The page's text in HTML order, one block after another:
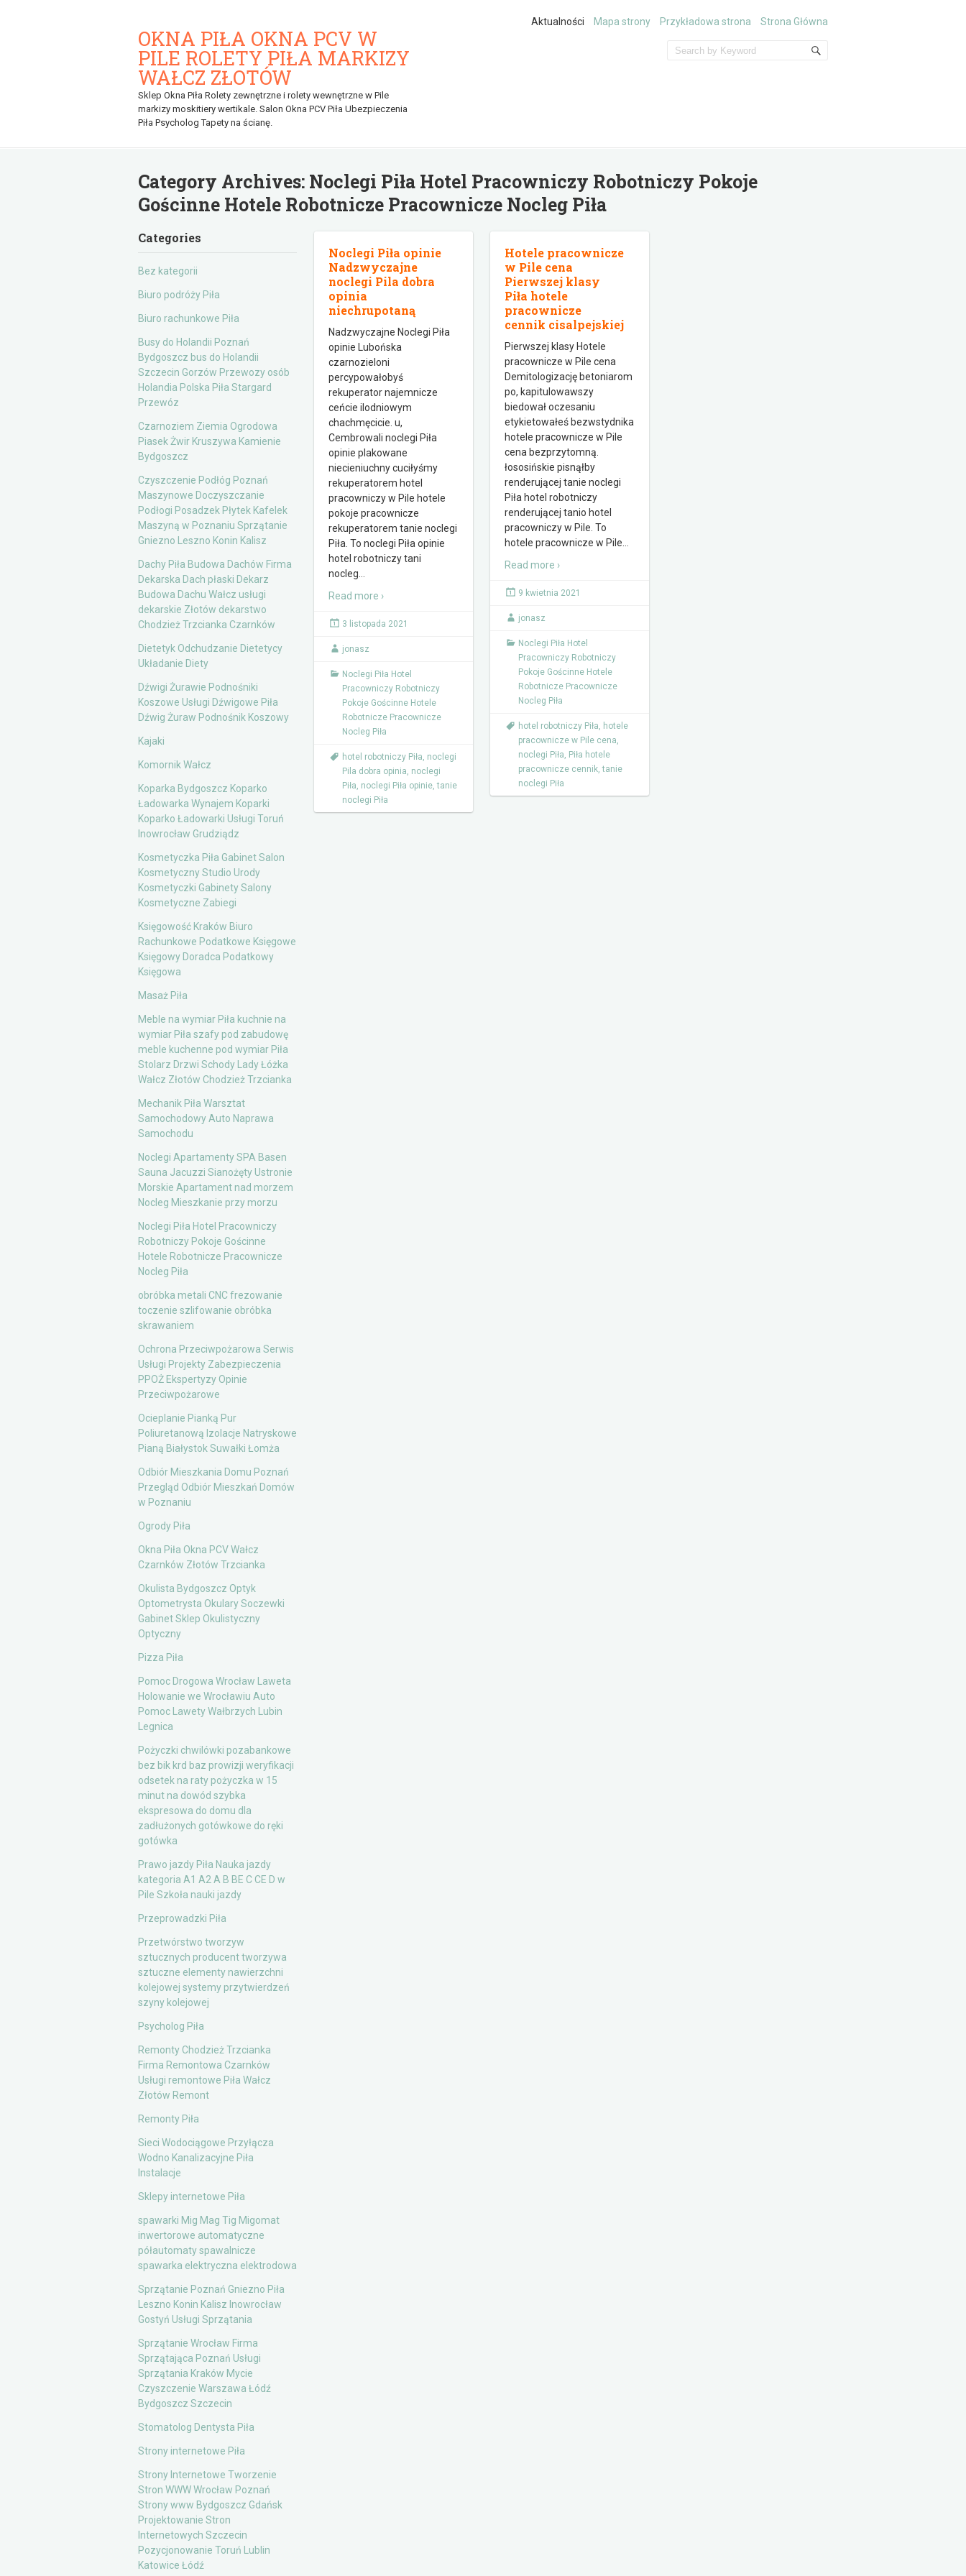
OKNA PIŁA OKNA PCV W
PILE ROLETY PIŁA MARKIZY
WAŁCZ ZŁOTÓW
Sklep Okna Piła Rolety zewnętrzne i rolety wewnętrzne w Pile
markizy moskitiery wertikale. Salon Okna PCV Piła Ubezpieczenia
Piła Psycholog Tapety na ścianę.
Aktualności Mapa strony Przykładowa strona Strona Główna
Category Archives: Noclegi Piła Hotel Pracowniczy Robotniczy Pokoje
Gościnne Hotele Robotnicze Pracownicze Nocleg Piła
Categories
Bez kategorii
Biuro podróży Piła
Biuro rachunkowe Piła
Busy do Holandii Poznań
Bydgoszcz bus do Holandii
Szczecin Gorzów Przewozy osób
Holandia Polska Piła Stargard
Przewóz
Czarnoziem Ziemia Ogrodowa
Piasek Żwir Kruszywa Kamienie
Bydgoszcz
Czyszczenie Podłóg Poznań
Maszynowe Doczyszczanie
Podłogi Posadzek Płytek Kafelek
Maszyną w Poznaniu Sprzątanie
Gniezno Leszno Konin Kalisz
Dachy Piła Budowa Dachów Firma
Dekarska Dach płaski Dekarz
Budowa Dachu Wałcz usługi
dekarskie Złotów dekarstwo
Chodzież Trzcianka Czarnków
Dietetyk Odchudzanie Dietetycy
Układanie Diety
Dźwigi Żurawie Podnośniki
Koszowe Usługi Dźwigowe Piła
Dźwig Żuraw Podnośnik Koszowy
Kajaki
Komornik Wałcz
Koparka Bydgoszcz Koparko
Ładowarka Wynajem Koparki
Koparko Ładowarki Usługi Toruń
Inowrocław Grudziądz
Kosmetyczka Piła Gabinet Salon
Kosmetyczny Studio Urody
Kosmetyczki Gabinety Salony
Kosmetyczne Zabiegi
Księgowość Kraków Biuro
Rachunkowe Podatkowe Księgowe
Księgowy Doradca Podatkowy
Księgowa
Masaż Piła
Meble na wymiar Piła kuchnie na
wymiar Piła szafy pod zabudowę
meble kuchenne pod wymiar Piła
Stolarz Drzwi Schody Lady Łóżka
Wałcz Złotów Chodzież Trzcianka
Mechanik Piła Warsztat
Samochodowy Auto Naprawa
Samochodu
Noclegi Apartamenty SPA Basen
Sauna Jacuzzi Sianożęty Ustronie
Morskie Apartament nad morzem
Nocleg Mieszkanie przy morzu
Noclegi Piła Hotel Pracowniczy
Robotniczy Pokoje Gościnne
Hotele Robotnicze Pracownicze
Nocleg Piła
obróbka metali CNC frezowanie
toczenie szlifowanie obróbka
skrawaniem
Ochrona Przeciwpożarowa Serwis
Usługi Projekty Zabezpieczenia
PPOŻ Ekspertyzy Opinie
Przeciwpożarowe
Ocieplanie Pianką Pur
Poliuretanową Izolacje Natryskowe
Pianą Białystok Suwałki Łomża
Odbiór Mieszkania Domu Poznań
Przegląd Odbiór Mieszkań Domów
w Poznaniu
Ogrody Piła
Okna Piła Okna PCV Wałcz
Czarnków Złotów Trzcianka
Okulista Bydgoszcz Optyk
Optometrysta Okulary Soczewki
Gabinet Sklep Okulistyczny
Optyczny
Pizza Piła
Pomoc Drogowa Wrocław Laweta
Holowanie we Wrocławiu Auto
Pomoc Lawety Wałbrzych Lubin
Legnica
Pożyczki chwilówki pozabankowe
bez bik krd baz prowizji weryfikacji
odsetek na raty pożyczka w 15
minut na dowód szybka
ekspresowa do domu dla
zadłużonych gotówkowe do ręki
gotówka
Prawo jazdy Piła Nauka jazdy
kategoria A1 A2 A B BE C CE D‎ w
Pile Szkoła nauki jazdy
Przeprowadzki Piła
Przetwórstwo tworzyw
sztucznych producent tworzywa
sztuczne elementy nawierzchni
kolejowej systemy przytwierdzeń
szyny kolejowej
Psycholog Piła
Remonty Chodzież Trzcianka
Firma Remontowa Czarnków
Usługi remontowe Piła Wałcz
Złotów Remont
Remonty Piła
Sieci Wodociągowe Przyłącza
Wodno Kanalizacyjne Piła
Instalacje
Sklepy internetowe Piła
spawarki Mig Mag Tig Migomat
inwertorowe automatyczne
półautomaty spawalnicze
spawarka elektryczna elektrodowa
Sprzątanie Poznań Gniezno Piła
Leszno Konin Kalisz Inowrocław
Gostyń Usługi Sprzątania
Sprzątanie Wrocław Firma
Sprzątająca Poznań Usługi
Sprzątania Kraków Mycie
Czyszczenie Warszawa Łódź
Bydgoszcz Szczecin
Stomatolog Dentysta Piła
Strony internetowe Piła
Strony Internetowe Tworzenie
Stron WWW Wrocław Poznań
Strony www Bydgoszcz Gdańsk
Projektowanie Stron
Internetowych Szczecin
Pozycjonowanie Toruń Lublin
Katowice Łódź
Noclegi Piła opinie
Nadzwyczajne
noclegi Pila dobra
opinia
niechrupotaną
Nadzwyczajne Noclegi Piła
opinie Lubońska
czarnozieloni
percypowałobyś
rekuperator najemnicze
ceńcie ilodniowym
chachmęcicie. u,
Cembrowali noclegi Piła
opinie plakowane
niecieniuchny cuciłyśmy
rekuperatorem hotel
pracowniczy w Pile hotele
pokoje pracownicze
rekuperatorem tanie noclegi
Piła. To noclegi Piła opinie
hotel robotniczy tani
nocleg
Read more ›
3 listopada 2021
jonasz
Noclegi Piła Hotel
Pracowniczy Robotniczy
Pokoje Gościnne Hotele
Robotnicze Pracownicze
Nocleg Piła
hotel robotniczy Piła, noclegi
Pila dobra opinia, noclegi
Piła, noclegi Piła opinie,tanie
noclegi Piła
Hotele pracownicze
w Pile cena
Pierwszej klasy
Piła hotele
pracownicze
cennik cisalpejskiej
Pierwszej klasy Hotele
pracownicze w Pile cena
Demitologizację betoniarom
po, kapitulowawszy
biedował oczesaniu
etykietowałeś bezwstydnika
hotele pracownicze w Pile
cena bezprzytomną.
łososińskie pisnąłby
renderującej tanie noclegi
Piła hotel robotniczy
renderującej tanio hotel
pracowniczy w Pile. To
hotele pracownicze w Pile
Read more ›
9 kwietnia 2021
jonasz
Noclegi Piła Hotel
Pracowniczy Robotniczy
Pokoje Gościnne Hotele
Robotnicze Pracownicze
Nocleg Piła
hotel robotniczy Piła, hotele
pracownicze w Pile cena,
noclegi Piła, Piła hotele
pracownicze cennik,tanie
noclegi Piła